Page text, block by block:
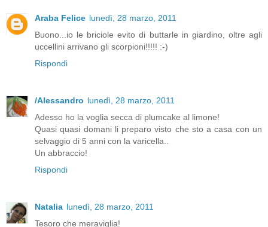
Araba Felice lunedì, 28 marzo, 2011
Buono...io le briciole evito di buttarle in giardino, oltre agli
uccellini arrivano gli scorpioni!!!!! :-)
Rispondi
/Alessandro lunedì, 28 marzo, 2011
Adesso ho la voglia secca di plumcake al limone!
Quasi quasi domani li preparo visto che sto a casa con un
selvaggio di 5 anni con la varicella..
Un abbraccio!
Rispondi
Natalia lunedì, 28 marzo, 2011
Tesoro che meraviglia!